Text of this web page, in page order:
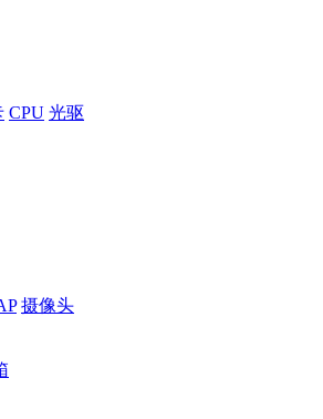
CPU 光驱
摄像头